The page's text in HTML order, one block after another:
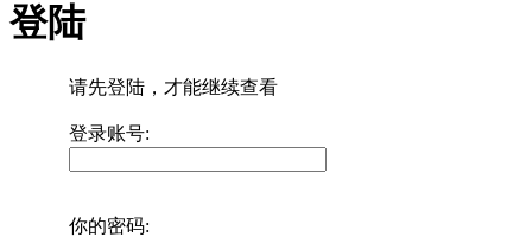
登陆
请先登陆，才能继续查看
登录账号:
你的密码: